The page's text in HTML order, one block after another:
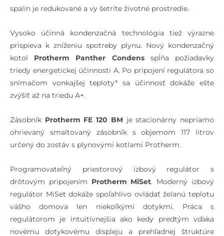
spalín je redukované a vy šetríte životné prostredie.
Vysoko účinná kondenzačná technológia tiež výrazne
prispieva k zníženiu spotreby plynu. Nový kondenzačný
kotol Protherm Panther Condensspĺňa požiadavky
triedy energetickej účinnosti A. Po pripojení regulátora so
snímačom vonkajšej teploty* sa účinnosť dokáže ešte
zvýšiť až na triedu A+.
Zásobník Protherm FE 120 BMje stacionárny nepriamo
ohrievaný smaltovaný zásobník s objemom 117 litrov
určený do zostáv s plynovými kotlami Protherm.
Programovateľný priestorový izbový regulátor s
drôtovým pripojením Protherm MiSet. Moderný izbový
regulátor MiSet dokáže spoľahlivo ovládať želanú teplotu
vášho domova len niekoľkými dotykmi. Práca s
regulátorom je intuitívnejšia ako kedy predtým vďaka
novému dotykovému displeju a prehľadnej štruktúre